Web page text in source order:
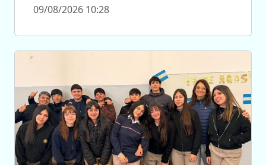
09/08/2026 10:28